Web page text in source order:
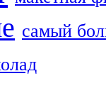
самый